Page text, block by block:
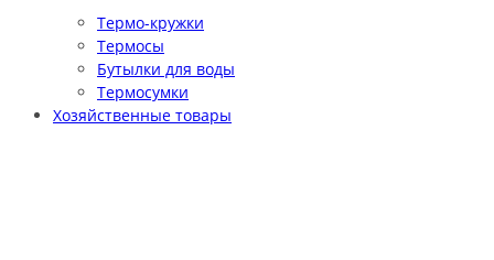
Термо-кружки
Термосы
Бутылки для воды
Термосумки
Хозяйственные товары